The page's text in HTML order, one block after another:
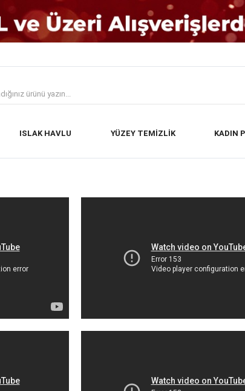
ISLAK HAVLU YÜZEY TEMİZLİK KADIN